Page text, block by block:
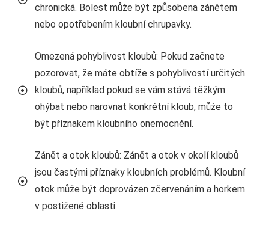
chronická. Bolest může být způsobena zánětem
nebo opotřebením kloubní chrupavky.
Omezená pohyblivost kloubů: Pokud začnete
pozorovat, že máte obtíže s pohyblivostí určitých
kloubů, například pokud se vám stává těžkým
ohýbat nebo narovnat konkrétní kloub, může to
být příznakem kloubního onemocnění.
Zánět a otok kloubů: Zánět a otok v okolí kloubů
jsou častými příznaky kloubních problémů. Kloubní
otok může být doprovázen zčervenáním a horkem
v postižené oblasti.